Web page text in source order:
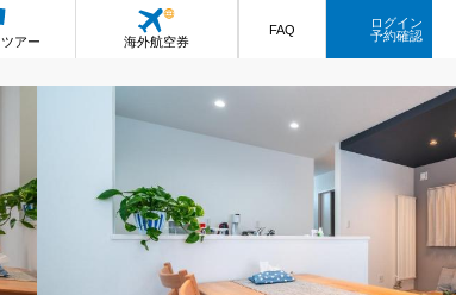
ツアー 海外航空券
FAQ
ログイン
予約確認